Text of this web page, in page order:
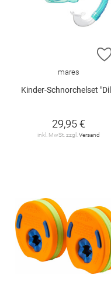
mares
Kinder-Schnorchelset "Dilly Combo"
29,95 €
inkl. MwSt. zzgl. Versand